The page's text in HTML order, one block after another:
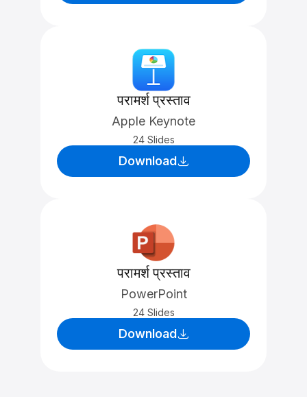
परामर्श प्रस्ताव
Apple Keynote
24 Slides
Download
परामर्श प्रस्ताव
PowerPoint
24 Slides
Download